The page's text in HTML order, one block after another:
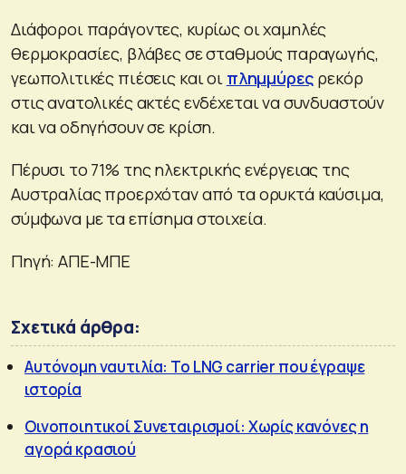
Διάφοροι παράγοντες, κυρίως οι χαμηλές
θερμοκρασίες, βλάβες σε σταθμούς παραγωγής,
γεωπολιτικές πιέσεις και οι πλημμύρες ρεκόρ
στις ανατολικές ακτές ενδέχεται να συνδυαστούν
και να οδηγήσουν σε κρίση.
Πέρυσι το 71% της ηλεκτρικής ενέργειας της
Αυστραλίας προερχόταν από τα ορυκτά καύσιμα,
σύμφωνα με τα επίσημα στοιχεία.
Πηγή: ΑΠΕ-ΜΠΕ
Σχετικά άρθρα:
Αυτόνομη ναυτιλία: Το LNG carrier που έγραψε
ιστορία
Οινοποιητικοί Συνεταιρισμοί: Χωρίς κανόνες η
αγορά κρασιού